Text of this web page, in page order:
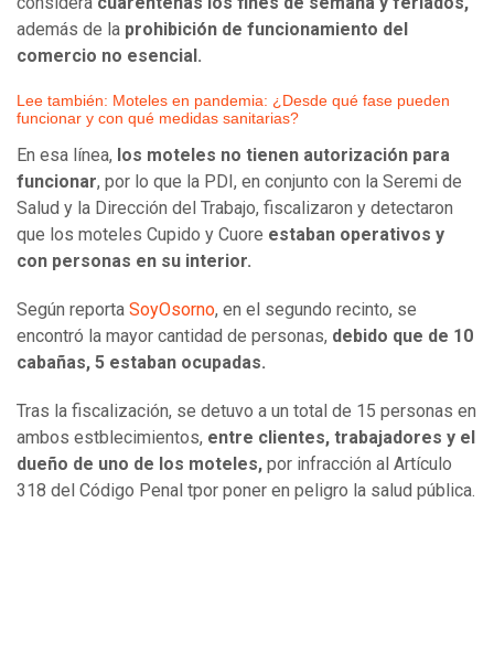
además de la prohibición de funcionamiento del
comercio no esencial.
Lee también: Moteles en pandemia: ¿Desde qué fase pueden
funcionar y con qué medidas sanitarias?
En esa línea, los moteles no tienen autorización para
funcionar, por lo que la PDI, en conjunto con la Seremi de
Salud y la Dirección del Trabajo, fiscalizaron y detectaron
que los moteles Cupido y Cuore estaban operativos y
con personas en su interior.
Según reporta SoyOsorno, en el segundo recinto, se
encontró la mayor cantidad de personas, debido que de 10
cabañas, 5 estaban ocupadas.
Tras la fiscalización, se detuvo a un total de 15 personas en
ambos estblecimientos, entre clientes, trabajadores y el
dueño de uno de los moteles, por infracción al Artículo
318 del Código Penal tpor poner en peligro la salud pública.